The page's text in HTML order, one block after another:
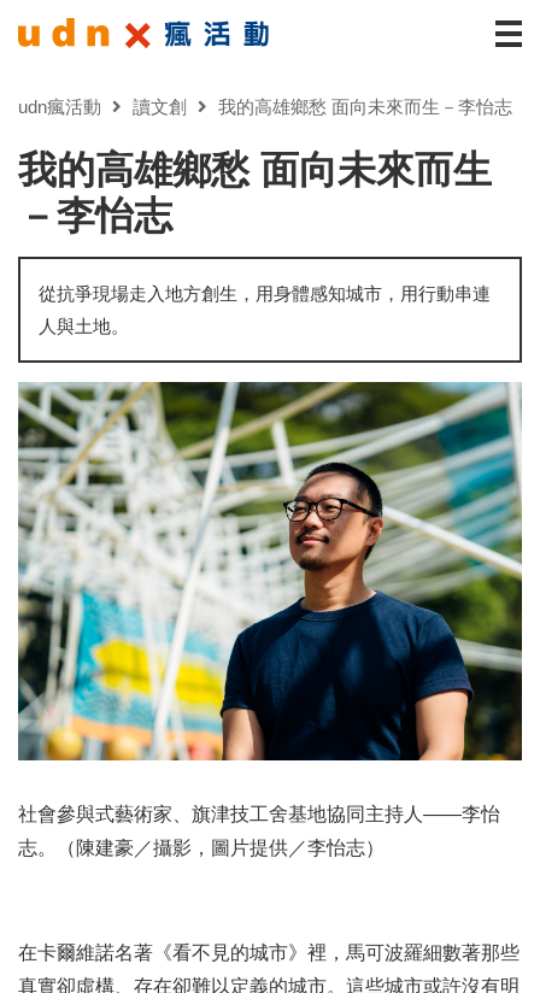
udn瘋活動 讀文創 我的高雄鄉愁 面向未來而生－李怡志
我的高雄鄉愁 面向未來而生
－李怡志
從抗爭現場走入地方創生，用身體感知城市，用行動串連
人與土地。
社會參與式藝術家、旗津技工舍基地協同主持人——李怡
志。（陳建豪／攝影，圖片提供／李怡志）
在卡爾維諾名著《看不見的城市》裡，馬可波羅細數著那些
真實卻虛構、存在卻難以定義的城市。這些城市或許沒有明